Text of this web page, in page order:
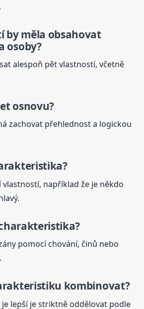
by měla obsahovat
osoby?
alespoň pět vlastností, včetně
osnovu?
zachovat přehlednost a logickou
?
například že je někdo
?
pomocí chování, činů nebo
kombinovat?
lepší je striktně oddělovat podle